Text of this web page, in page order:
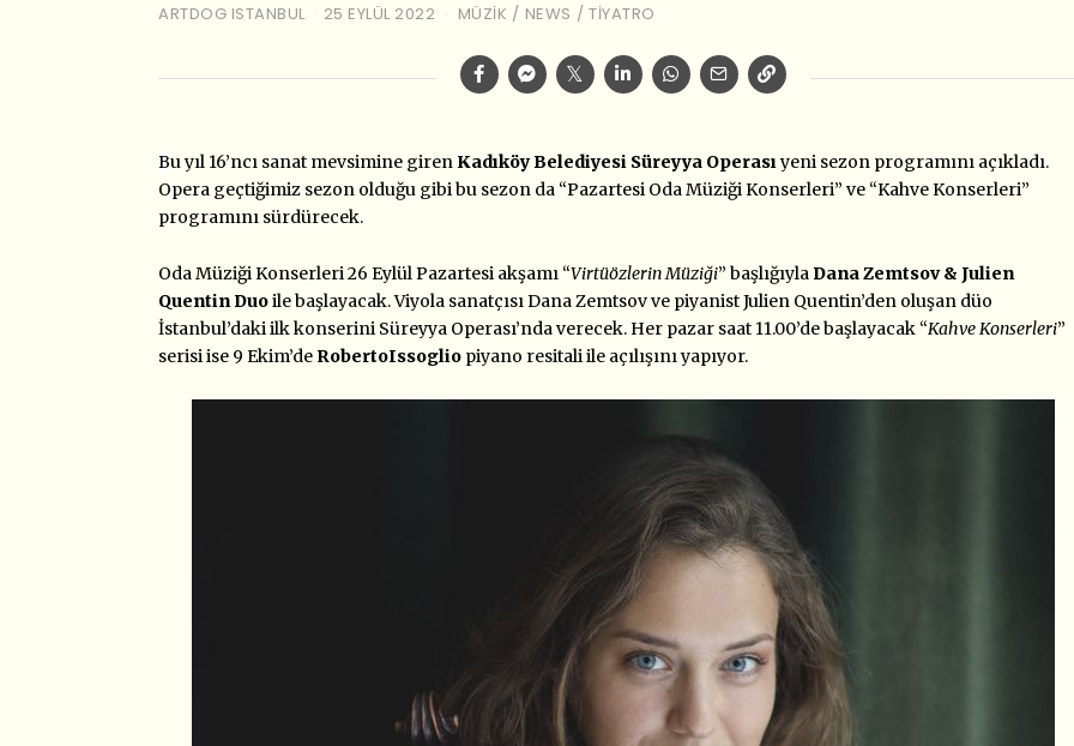
ARTDOG ISTANBUL 25 EYLÜL 2022 MÜZIK / NEWS / TIYATRO
Bu yıl 16’ncı sanat mevsimine giren Kadıköy Belediyesi Süreyya Operasıyeni sezon programını açıkladı.
Opera geçtiğimiz sezon olduğu gibi bu sezon da “Pazartesi Oda Müziği Konserleri” ve “Kahve Konserleri”
programını sürdürecek.
Oda Müziği Konserleri 26 Eylül Pazartesi akşamı “Virtüözlerin Müziği” başlığıyla Dana Zemtsov & Julien
Quentin Duoile başlayacak. Viyola sanatçısı Dana Zemtsov ve piyanist Julien Quentin’den oluşan düo
İstanbul’daki ilk konserini Süreyya Operası’nda verecek. Her pazar saat 11.00’de başlayacak “Kahve Konserleri”
serisi ise 9 Ekim’de RobertoIssoglio piyano resitali ile açılışını yapıyor.